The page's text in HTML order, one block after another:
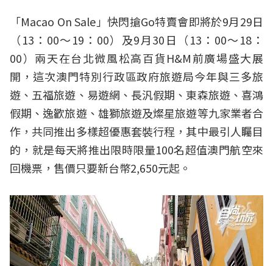
「Macao On Sale」快閃搶Go特賣會即將於9月29日
（13：00～19：00）及9月30日（13：00～18：
00）兩天在台北微風松高百貨H&M前廣場盛大展
開，這次澳門特別行政區政府旅遊局今年與三多旅
遊、五福旅遊、易遊網、長汎假期、東森旅遊、喜鴻
假期、逸歡旅遊、雄獅旅遊及燦星旅遊等九家業者合
作，共同推出多樣超優惠套裝行程，其中最引人矚目
的，就是每天將推出限時限量100名超值澳門航空來
回機票，售價只要新台幣2,650元起。